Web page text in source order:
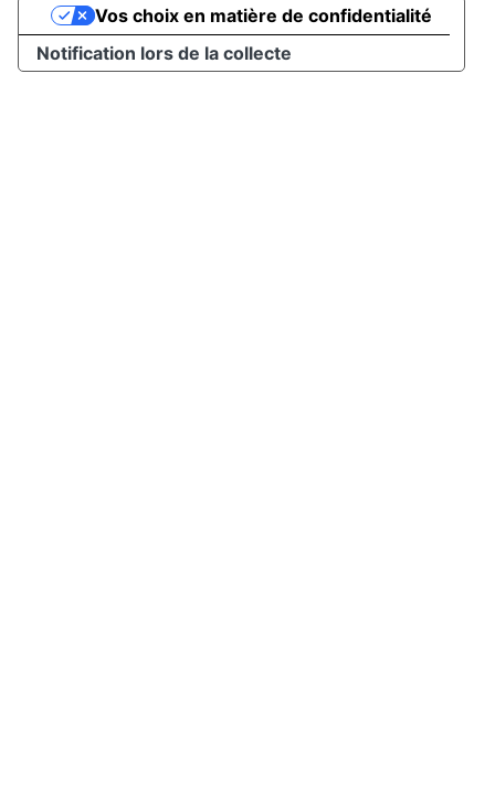
Notification lors de la collecte
Vos choix en matière de confidentialité